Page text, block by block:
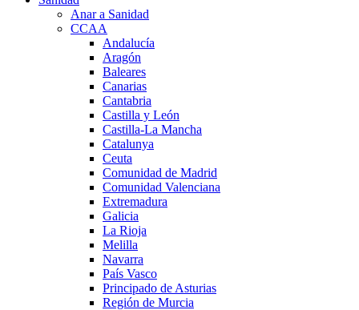
Anar a Sanidad
CCAA
Andalucía
Aragón
Baleares
Canarias
Cantabria
Castilla y León
Castilla-La Mancha
Catalunya
Ceuta
Comunidad de Madrid
Comunidad Valenciana
Extremadura
Galicia
La Rioja
Melilla
Navarra
País Vasco
Principado de Asturias
Región de Murcia